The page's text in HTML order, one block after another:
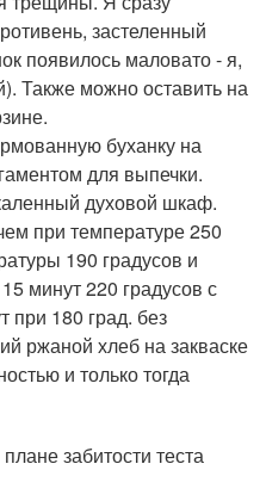
застеленный
появилось маловато - я,
Также можно оставить на
буханку на
для выпечки.
духовой шкаф.
при температуре 250
190 градусов и
минут 220 градусов с
при 180 град. без
ржаной хлеб на закваске
и только тогда
забитости теста